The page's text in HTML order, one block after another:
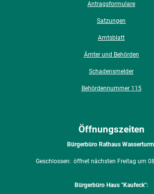
Antragsformulare
Satzungen
Amtsblatt
Ämter und Behörden
Schadensmelder
Behördennummer 115
Öffnungszeiten
Bürgerbüro Rathaus
Klicken, um weitere Öffnungs- oder
Geschlossen: öffnet nächsten Freitag um
Bürgerbüro Haus "Kaufeck":